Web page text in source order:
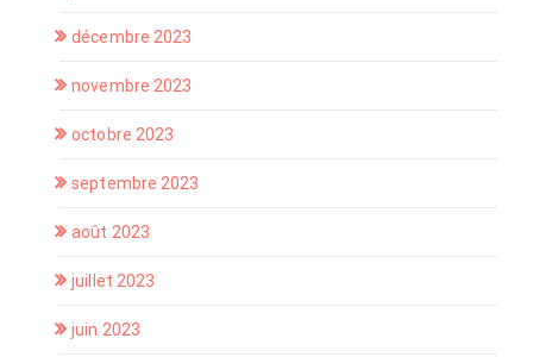
décembre 2023
novembre 2023
octobre 2023
septembre 2023
août 2023
juillet 2023
juin 2023